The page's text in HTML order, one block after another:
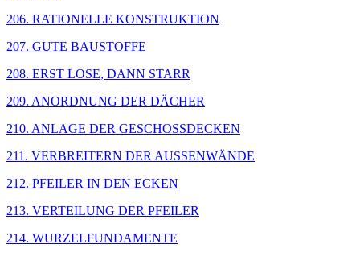
206. RATIONELLE KONSTRUKTION
207. GUTE BAUSTOFFE
208. ERST LOSE, DANN STARR
209. ANORDNUNG DER DÄCHER
210. ANLAGE DER GESCHOSSDECKEN
211. VERBREITERN DER AUSSENWÄNDE
212. PFEILER IN DEN ECKEN
213. VERTEILUNG DER PFEILER
214. WURZELFUNDAMENTE